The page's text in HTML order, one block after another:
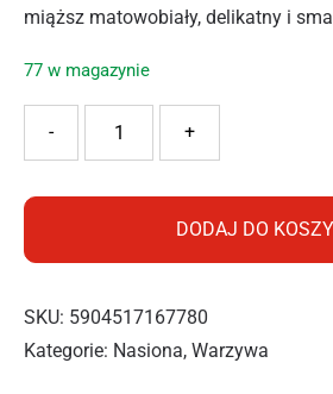
miąższ matowobiały, delikatny i
77 w magazynie
+
-
DODAJ DO
SKU: 5904517167780
Kategorie: Nasiona, Warzywa